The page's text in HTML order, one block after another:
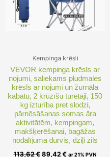
Kempinga krēsli
VEVOR kempinga krēsls ar
nojumi, saliekams pludmales
krēsls ar nojumi un žurnāla
kabatu, 2 krūzīšu turētāji, 150
kg izturība pret slodzi,
pārnēsāšanas somas āra
aktivitātēm, kempingam,
makšķerēšanai, bagāžas
nodalījuma durvis, dziļi zils
113,62€ 89,42€ ar 21% PVN